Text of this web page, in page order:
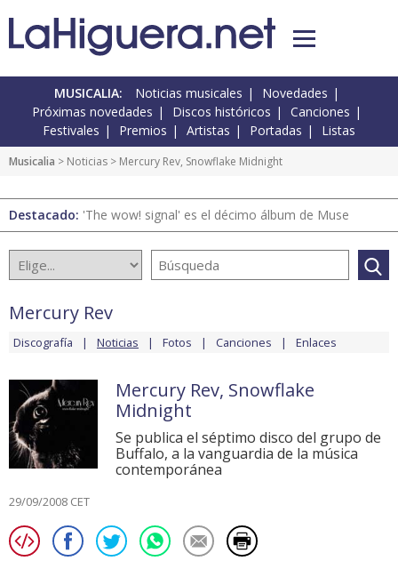
MUSICALIA: Noticias musicales
Novedades
Próximas novedades
Discos históricos
Canciones
Festivales
Premios Artistas Portadas Listas
Musicalia > Noticias > Mercury Rev, Snowflake Midnight
Destacado: 'The wow! signal' es el décimo álbum de Muse
Mercury Rev
Discografía Noticias Fotos Canciones Enlaces
Mercury Rev, Snowflake
Midnight
Se publica el séptimo disco del grupo de
Buffalo, a la vanguardia de la música
contemporánea
29/09/2008 CET